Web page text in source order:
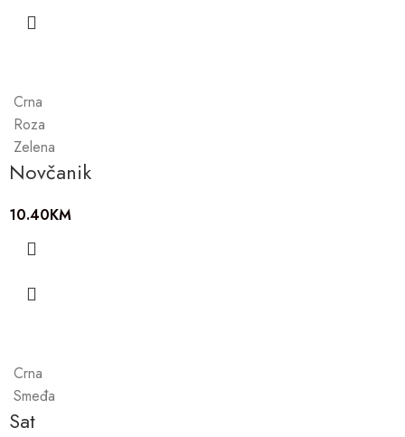
Crna
Roza
Zelena
Novčanik
10.40KM
Crna
Smeđa
Sat